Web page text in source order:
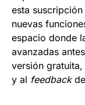
esta
nuevas
espacio donde
avanzadas
versión
y al feedback